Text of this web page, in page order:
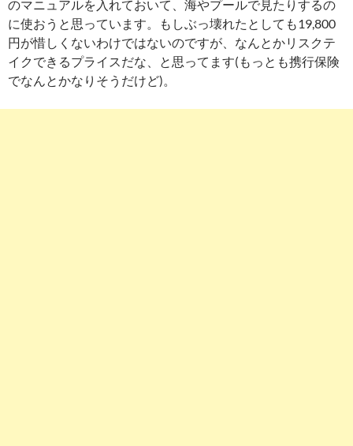
のマニュアルを入れておいて、海やプールで見たりするの
に使おうと思っています。もしぶっ壊れたとしても19,800
円が惜しくないわけではないのですが、なんとかリスクテ
イクできるプライスだな、と思ってます(もっとも携行保険
でなんとかなりそうだけど)。